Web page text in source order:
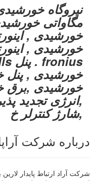
نیروگاه
مگاواتی
خورشیدی ,
خورشیدی , پنل
خورشیدی ,برق
,انرژی تجدید
,شارژ کنترلر خ
درباره شرکت
شرکت آراد ارتباط پایدار